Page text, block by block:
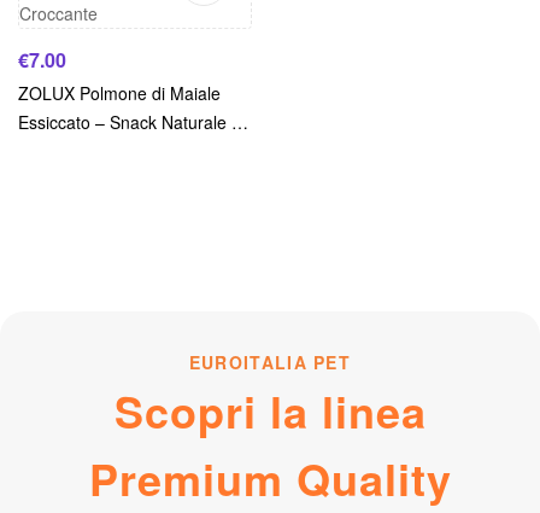
€7.00
ZOLUX Polmone di Maiale
Essiccato – Snack Naturale e
EUROITALIA PET
Scopri la linea
Premium Quality